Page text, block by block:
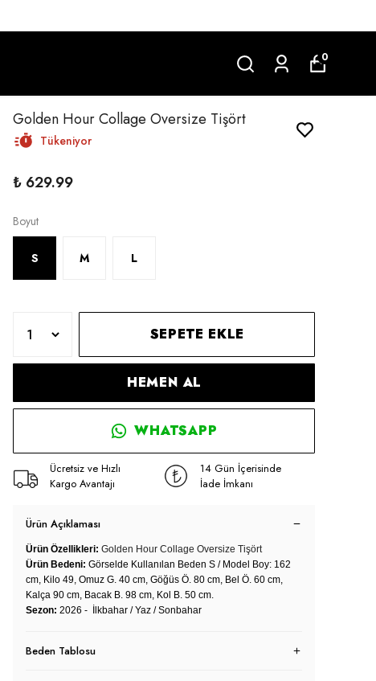
0
Golden Hour Collage Oversize Tişört
Tükeniyor
₺ 629.99
Boyut
S M L
SEPETE EKLE
HEMEN AL
WHATSAPP
Ücretsiz ve Hızlı
Kargo Avantajı
14 Gün İçerisinde
İade İmkanı
Ürün Açıklaması
Ürün Özellikleri: Golden Hour Collage Oversize Tişört
Ürün Bedeni: Görselde Kullanılan Beden S / Model Boy: 162
cm, Kilo 49, Omuz G. 40 cm, Göğüs Ö. 80 cm, Bel Ö. 60 cm,
Kalça 90 cm, Bacak B. 98 cm, Kol B. 50 cm.
Sezon: 2026 - İlkbahar / Yaz / Sonbahar
Beden Tablosu